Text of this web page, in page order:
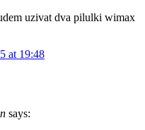
uzivat dva pilulki wimax
at 19:48
says: